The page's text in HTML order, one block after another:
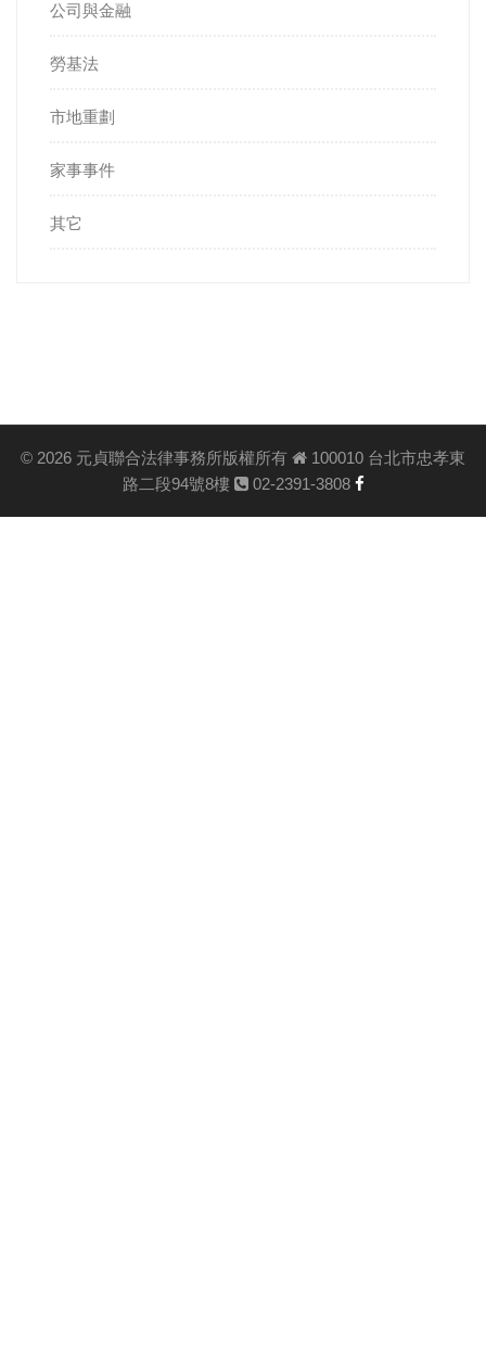
公司與金融
勞基法
市地重劃
家事事件
其它
© 2026 元貞聯合法律事務所版權所有
100010 台北市忠孝東
路二段94號8樓
02-2391-3808